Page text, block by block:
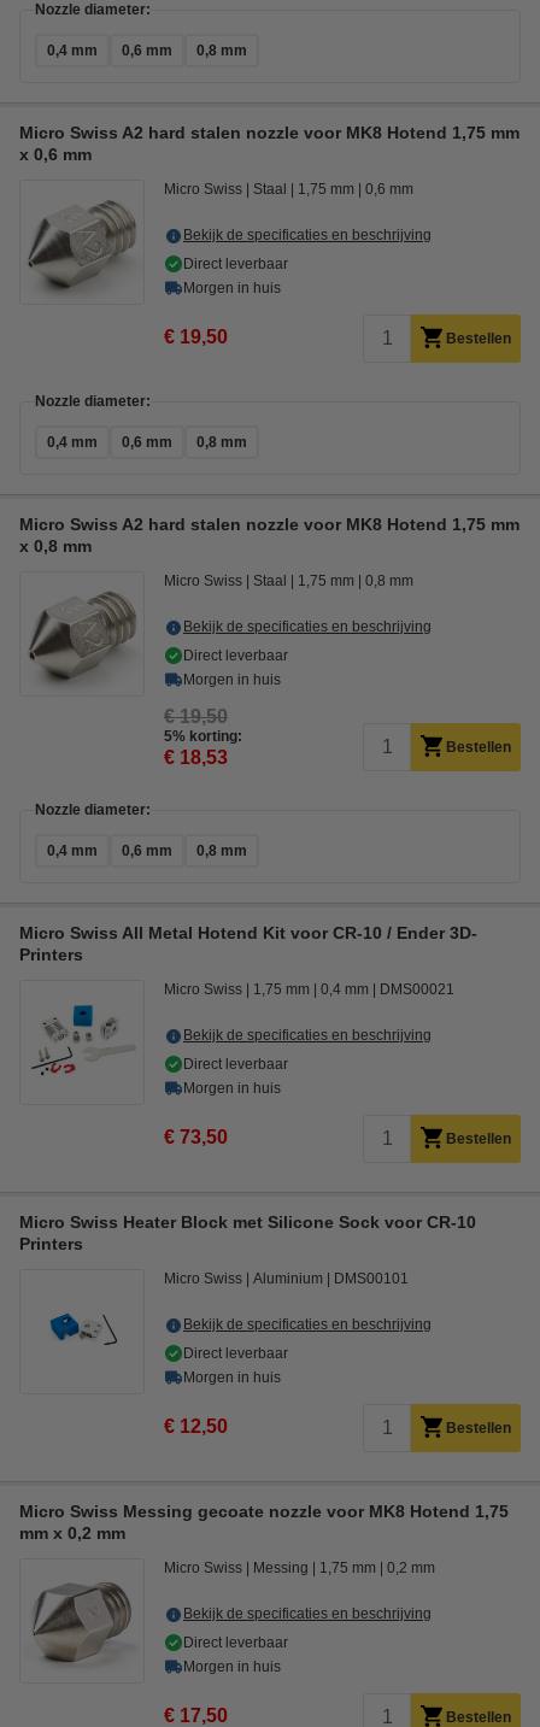
Nozzle diameter:
0,4 mm 0,6 mm 0,8 mm
Micro Swiss A2 hard stalen nozzle voor MK8 Hotend 1,75 mm
x 0,6 mm
Micro Swiss Staal 1,75 mm 0,6 mm
Bekijk de specificaties en beschrijving
Direct leverbaar
Morgen in huis
€ 19,50 Bestellen
Nozzle diameter:
0,4 mm 0,6 mm 0,8 mm
Micro Swiss A2 hard stalen nozzle voor MK8 Hotend 1,75 mm
x 0,8 mm
Micro Swiss Staal 1,75 mm 0,8 mm
Bekijk de specificaties en beschrijving
Direct leverbaar
Morgen in huis
€ 19,50
5% korting:
€ 18,53 Bestellen
Nozzle diameter:
0,4 mm 0,6 mm 0,8 mm
Micro Swiss All Metal Hotend Kit voor CR-10 / Ender 3D-
Printers
Micro Swiss 1,75 mm 0,4 mm DMS00021
Bekijk de specificaties en beschrijving
Direct leverbaar
Morgen in huis
€ 73,50 Bestellen
Micro Swiss Heater Block met Silicone Sock voor CR-10
Printers
Micro Swiss Aluminium DMS00101
Bekijk de specificaties en beschrijving
Direct leverbaar
Morgen in huis
€ 12,50 Bestellen
Micro Swiss Messing gecoate nozzle voor MK8 Hotend 1,75
mm x 0,2 mm
Micro Swiss Messing 1,75 mm 0,2 mm
Bekijk de specificaties en beschrijving
Direct leverbaar
Morgen in huis
€ 17,50 Bestellen